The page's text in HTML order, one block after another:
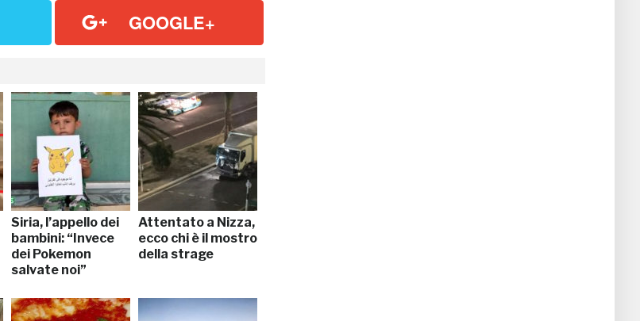
GOOGLE+
Siria, l’appello dei
bambini: “Invece
dei Pokemon
salvate noi”
Attentato a Nizza,
ecco chi è il mostro
della strage